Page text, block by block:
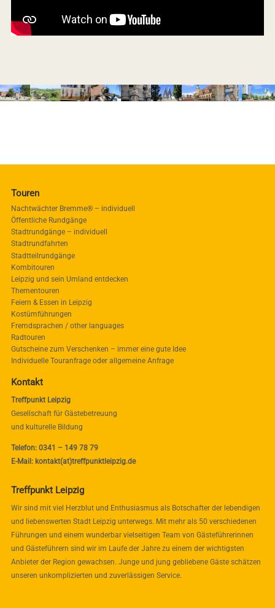
Touren
Nachtwächter Bremme® – individuell
Öffentliche Rundgänge
Stadtrundgänge – individuell
Stadtrundfahrten
Stadtteilrundgänge
Kombitouren
Leipzig und sein Umland entdecken
Thementouren
Feiern & Essen in Leipzig
Kostümführungen
Fremdsprachen / other languages
Radtouren
Gutscheine zum Verschenken – immer eine gute Idee
Individuelle Touranfrage oder allgemeine Anfrage
Kontakt
Treffpunkt Leipzig
Gesellschaft für Gästebetreuung
und kulturelle Bildung
Telefon: 0341 – 149 78 79
E-Mail: kontakt(at)treffpunktleipzig.de
Treffpunkt Leipzig
Wir sind mit viel Herzblut und Enthusiasmus als Botschafter der lebendigen
und liebenswerten Stadt Leipzig unterwegs. Mit mehr als 50 verschiedenen
Führungen und einem wunderbar vielseitigen Team von Gästeführerinnen
und Gästeführern sind wir im Laufe der Jahre zu einem der wichtigsten
Anbieter der Region gewachsen. Junge und jung gebliebene Gäste schätzen
unseren unkomplizierten und zuverlässigen Service.